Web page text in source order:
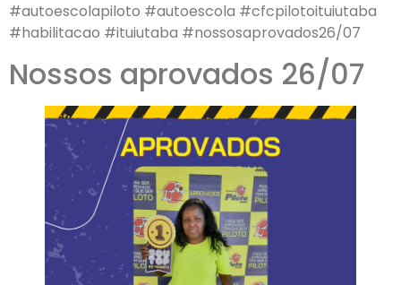
#autoescolapiloto #autoescola #cfcpilotoituiutaba
#habilitacao #ituiutaba #nossosaprovados26/07
Nossos aprovados 26/07